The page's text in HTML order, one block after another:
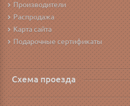
Производители
Распродажа
Карта сайта
Подарочные сертификаты
Схема проезда